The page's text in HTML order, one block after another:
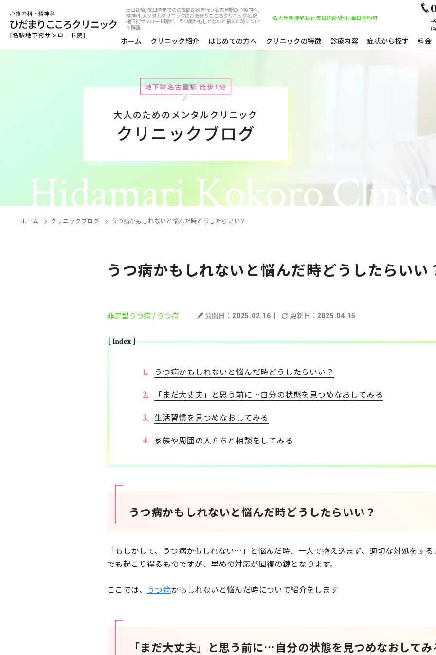
土日診療,夜21時までのの夜間診療を行う名古屋駅の心療内科,
精神科,メンタルクリニックのひだまりこころクリニック名駅
地下街サンロード院が、うつ病かもしれないと悩んだ時につい
て解説
名古屋駅徒歩1分/毎日初診受付/当日予約可
ホーム クリニック紹介 はじめての方へ クリニックの特徴 診療内容 症状から探す 料金
地下鉄名古屋駅 徒歩1分
大人のためのメンタルクリニック
クリニックブログ
Hidamari Kokoro Clinic
ホーム クリニックブログ うつ病かもしれないと悩んだ時どうしたらいい？
うつ病かもしれないと悩んだ時どうしたらいい
非定型うつ病/ うつ病 公開日： 2025.02.16 更新日： 2025.04.15
[ Index ]
うつ病かもしれないと悩んだ時どうしたらいい？
「まだ大丈夫」と思う前に…自分の状態を見つめなおしてみる
生活習慣を見つめなおしてみる
家族や周囲の人たちと相談をしてみる
うつ病かもしれないと悩んだ時どうしたらいい？
「もしかして、うつ病かもしれない…」と悩んだ時、一人で抱え込まず、適切な対処をす
でも起こり得るものですが、早めの対応が回復の鍵となります。
ここでは、 うつ病かもしれないと悩んだ時について紹介をします
「まだ大丈夫」と思う前に…自分の状態を見つめなおしてみ